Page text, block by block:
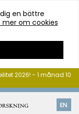
en bättre
mer om cookies
EN
2026! - 1 månad 10